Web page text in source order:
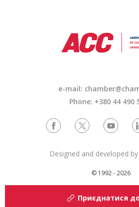
e-mail:
Phone: +380 44 490
© 1992 - 2026
Designed and developed by
Приєднатися